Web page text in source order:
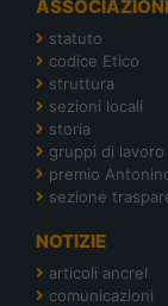
statuto
codice Etico
struttura
sezioni locali
storia
gruppi di lavoro
premio
sezione
NOTIZIE
articoli ancrel
comunicazioni